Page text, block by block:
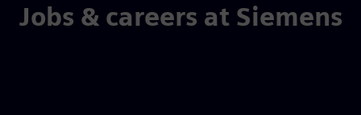
Jobs & careers at Siemens